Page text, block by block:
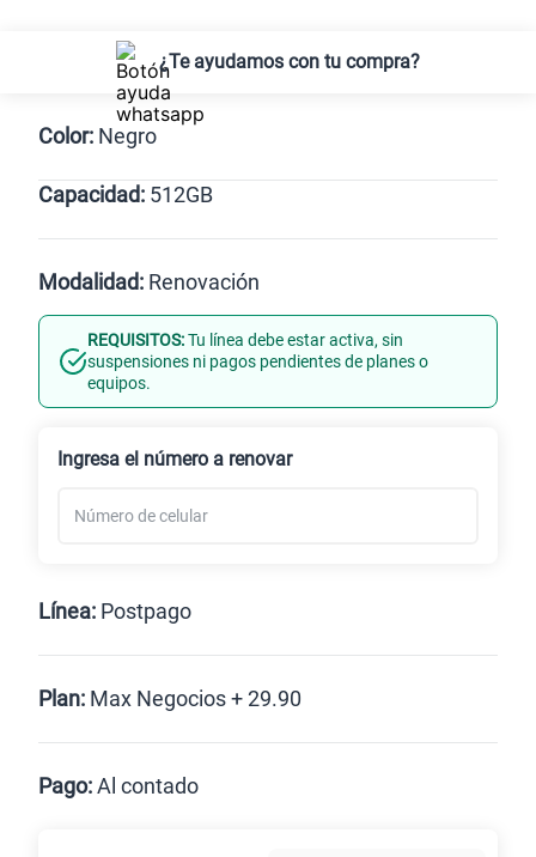
¿Te ayudamos con tu compra?
Color: Negro
Gris
Capacidad: 512GB
512GB
Modalidad: Renovación
Línea Nueva Portabilidad
REQUISITOS:Tu línea debe estar activa, sin
suspensiones ni pagos pendientes de planes o
equipos.
Ingresa el número a renovar
Línea: Postpago
Postpago
Plan: Max Negocios + 29.90
Pago:Al contado